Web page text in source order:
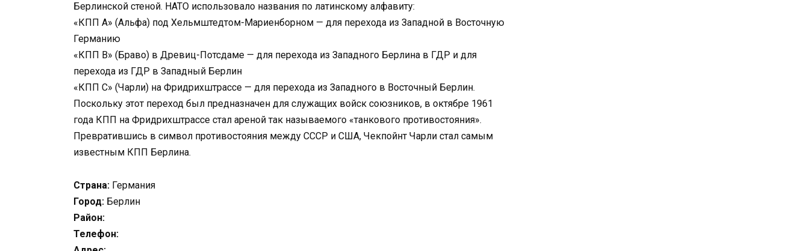
Берлинской стеной. НАТО использовало названия по латинскому алфавиту:
«КПП A» (Альфа) под Хельмштедтом-Мариенборном — для перехода из Западной в Восточную
Германию
«КПП B» (Браво) в Древиц-Потсдаме — для перехода из Западного Берлина в ГДР и для
перехода из ГДР в Западный Берлин
«КПП C» (Чарли) на Фридрихштрассе — для перехода из Западного в Восточный Берлин.
Поскольку этот переход был предназначен для служащих войск союзников, в октябре 1961
года КПП на Фридрихштрассе стал ареной так называемого «танкового противостояния».
Превратившись в символ противостояния между СССР и США, Чекпойнт Чарли стал самым
известным КПП Берлина.
Страна: Германия
Город: Берлин
Район:
Телефон: